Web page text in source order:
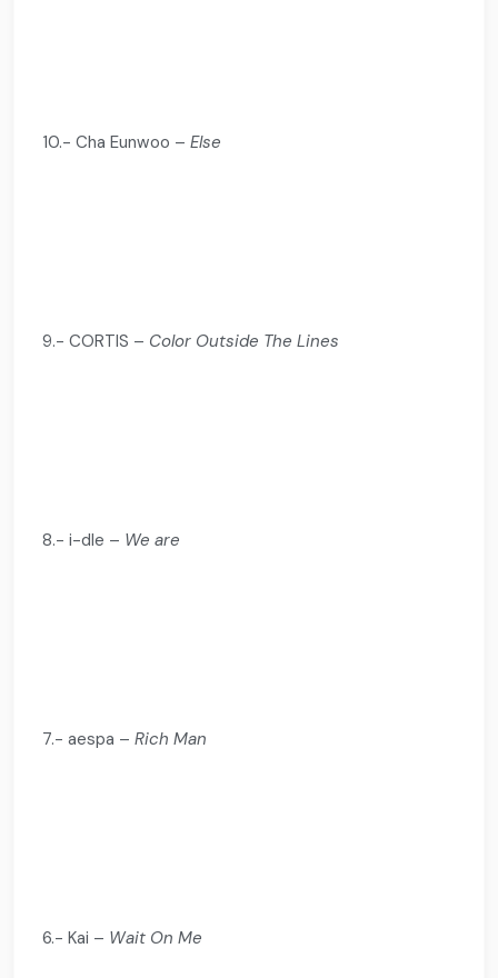
10.- Cha Eunwoo –Else
9.- CORTIS – Color Outside The Lines
8.- i-dle – We are
7.- aespa –Rich Man
6.- Kai – Wait On Me